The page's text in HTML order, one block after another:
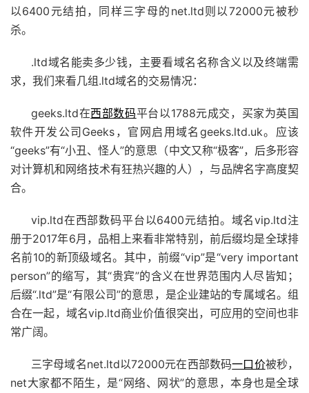
以6400元结拍，同样三字母的net.ltd则以72000元被秒
杀。
.ltd域名能卖多少钱，主要看域名名称含义以及终端需
求，我们来看几组.ltd域名的交易情况：
geeks.ltd在西部数码平台以1788元成交，买家为英国
软件开发公司Geeks，官网启用域名geeks.ltd.uk。应该
“geeks”有“小丑、怪人”的意思（中文又称“极客”，后多形容
对计算机和网络技术有狂热兴趣的人），与品牌名字高度契
合。
vip.ltd在西部数码平台以6400元结拍。域名vip.ltd注
册于2017年6月，品相上来看非常特别，前后缀均是全球排
名前10的新顶级域名。其中，前缀“vip”是“very important
person”的缩写，其“贵宾”的含义在世界范围内人尽皆知；
后缀“.ltd”是“有限公司”的意思，是企业建站的专属域名。组
合在一起，域名vip.ltd商业价值很突出，可应用的空间也非
常广阔。
三字母域名net.ltd以72000元在西部数码一口价被秒，
net大家都不陌生，是“网络、网状”的意思，本身也是全球